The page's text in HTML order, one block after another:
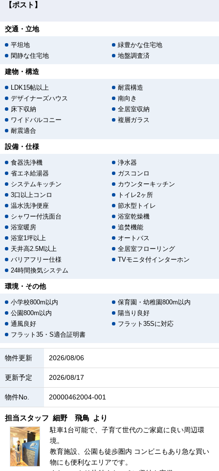
【ポスト】
交通・立地
平坦地
緑豊かな住宅地
閑静な住宅地
地盤調査済
建物・構造
LDK15帖以上
耐震構造
デザイナーズハウス
南向き
床下収納
全居室収納
ワイドバルコニー
複層ガラス
耐震適合
設備・仕様
食器洗浄機
浄水器
省エネ給湯器
ガスコンロ
システムキッチン
カウンターキッチン
3口以上コンロ
トイレ2ヶ所
温水洗浄便座
節水型トイレ
シャワー付洗面台
浴室乾燥機
浴室暖房
追焚機能
浴室1坪以上
オートバス
天井高2.5M以上
全居室フローリング
バリアフリー仕様
TVモニタ付インターホン
24時間換気システム
環境・その他
小学校800m以内
保育園・幼稚園800m以内
公園800m以内
陽当り良好
通風良好
フラット35Sに対応
フラット35・S適合証明書
物件更新 2026/08/06
更新予定 2026/08/17
物件No. 20000462004-001
担当スタッフ 細野 飛鳥 より
駐車1台可能で、子育て世代のご家庭に良い周辺環
境。
教育施設、公園も徒歩圏内 コンビニもあり急な買い
物にも便利なエリアです。